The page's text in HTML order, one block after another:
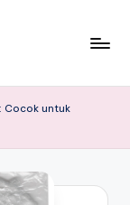
Cocok untuk